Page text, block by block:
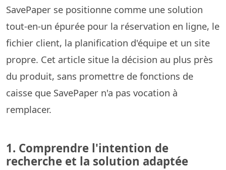
SavePaper se positionne comme une solution
tout-en-un épurée pour la réservation en ligne, le
fichier client, la planification d'équipe et un site
propre. Cet article situe la décision au plus près
du produit, sans promettre de fonctions de
caisse que SavePaper n'a pas vocation à
remplacer.
1. Comprendre l'intention de
recherche et la solution adaptée